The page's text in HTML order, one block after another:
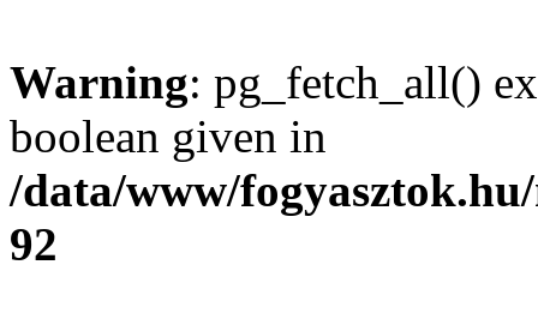
Warning: pg_fetch_all()
boolean given in
/data/www/
92